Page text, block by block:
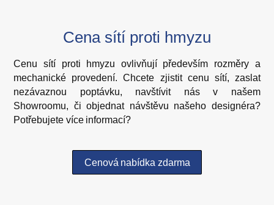
Cena sítí proti hmyzu
Cenu sítí proti hmyzu ovlivňují především rozměry a
mechanické provedení. Chcete zjistit cenu sítí, zaslat
nezávaznou poptávku, navštívit nás v našem
Showroomu, či objednat návštěvu našeho designéra?
Potřebujete více informací?
Cenová nabídka zdarma